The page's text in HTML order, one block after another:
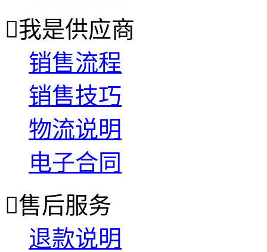
我是供应商
销售流程
销售技巧
物流说明
电子合同
售后服务
退款说明